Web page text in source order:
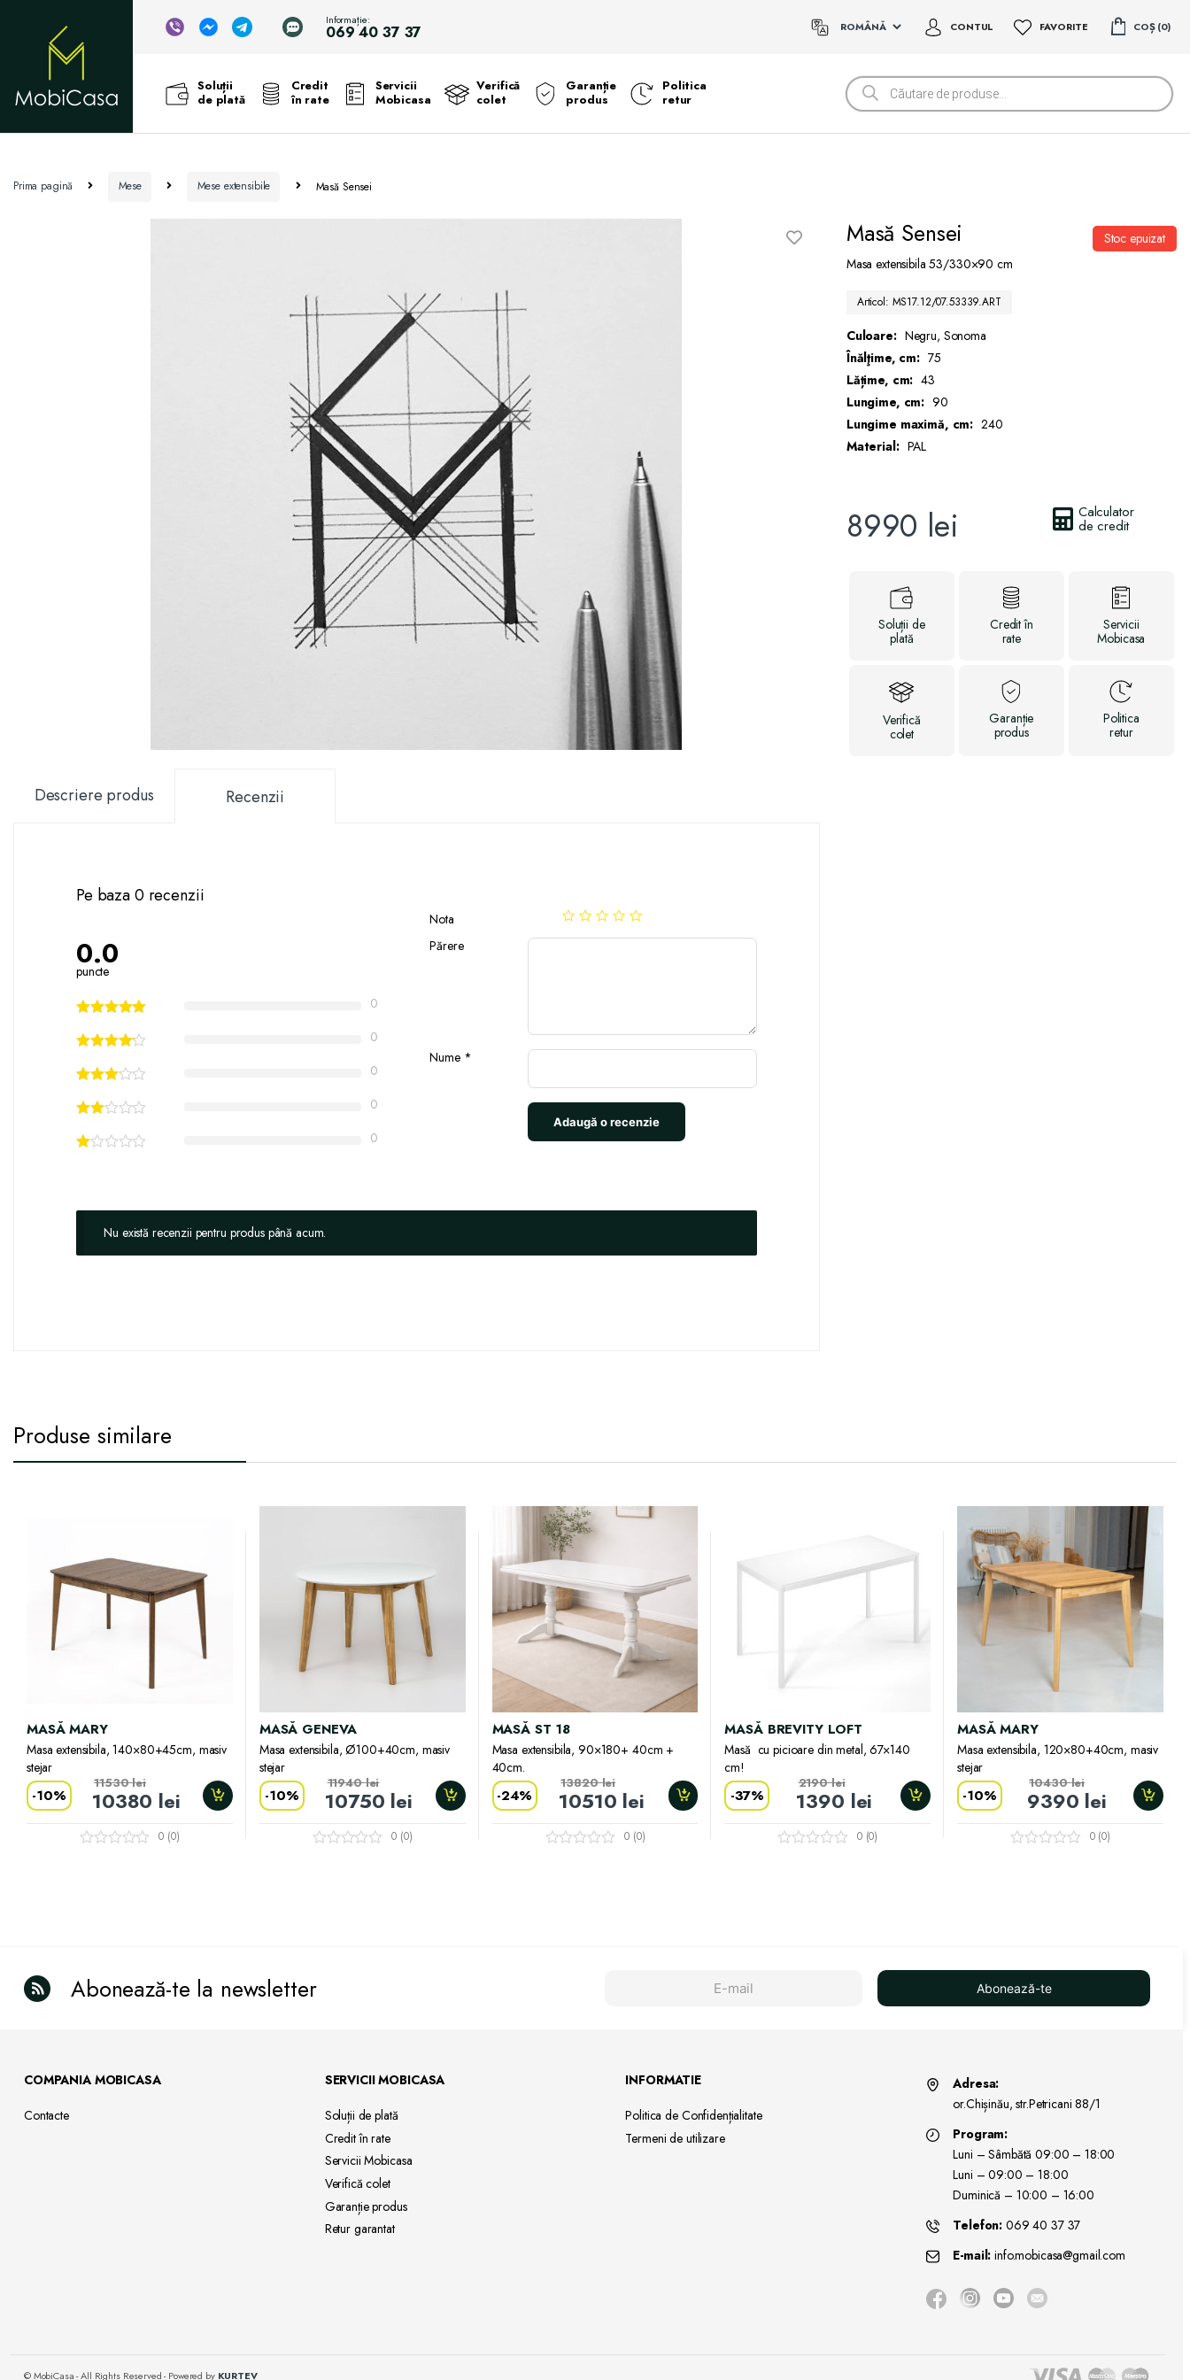
Informație:
069 40 37 37 CONTUL FAVORITE COȘ 0
Soluții
de plată
Credit
în rate
Servicii
Mobicasa
Verifică
colet
Garanție
produs
Politica
retur
Products
search
Prima pagină Mese Mese extensibile Masă Sensei
Descriere produs Recenzii
Pe baza 0 recenzii
0.0
puncte
0
0
0
0
0
Nota
Părere
Nume *
Nu există recenzii pentru produs până acum.
Masă Sensei
Masa extensibila 53/330×90 cm
Articol: MS17.12/07.53339.ART
Culoare: Negru, Sonoma
Înălţime, cm: 75
Lățime, cm: 43
Lungime, cm: 90
Lungime maximă, cm: 240
Material: PAL
8990 lei Calculator
de credit
Stoc epuizat
Soluții de
plată
Creditîn
rate
Servicii
Mobicasa
Verifică
colet
Garanție
produs
Politica
retur
Produse similare
MASĂ MARY
Masa extensibila, 140×80+45cm, masiv
stejar
-10% 10380 lei
11530lei
0 (0)
MASĂ GENEVA
Masa extensibila, Ø100+40cm, masiv
stejar
-10% 10750 lei
11940lei
0 (0)
MASĂ ST 18
Masa extensibila, 90×180+ 40cm +
40cm.
-24% 10510 lei
13820lei
0 (0)
MASĂ BREVITY LOFT
Masă cu picioare din metal, 67×140
cm!
-37% 1390 lei
2190lei
0 (0)
MASĂ MARY
Masa extensibila, 120×80+40cm, masiv
stejar
-10% 9390 lei
10430lei
0 (0)
Abonează-te la newsletter Abonează-te
COMPANIA MOBICASA
Contacte
SERVICII MOBICASA
Soluții de plată
Creditîn rate
Servicii Mobicasa
Verifică colet
Garanțieprodus
Retur garantat
INFORMATIE
Politica de Confidențialitate
Termeni de utilizare
Adresa:
or.Chișinău, str.Petricani 88/1
Program:
Luni – Sâmbătă 09:00 – 18:00
Luni – 09:00 – 18:00
Duminică – 10:00 – 16:00
Telefon: 069 40 37 37
E-mail: info.mobicasa@gmail.com
© MobiCasa - All Rights Reserved - Powered by KURTEV